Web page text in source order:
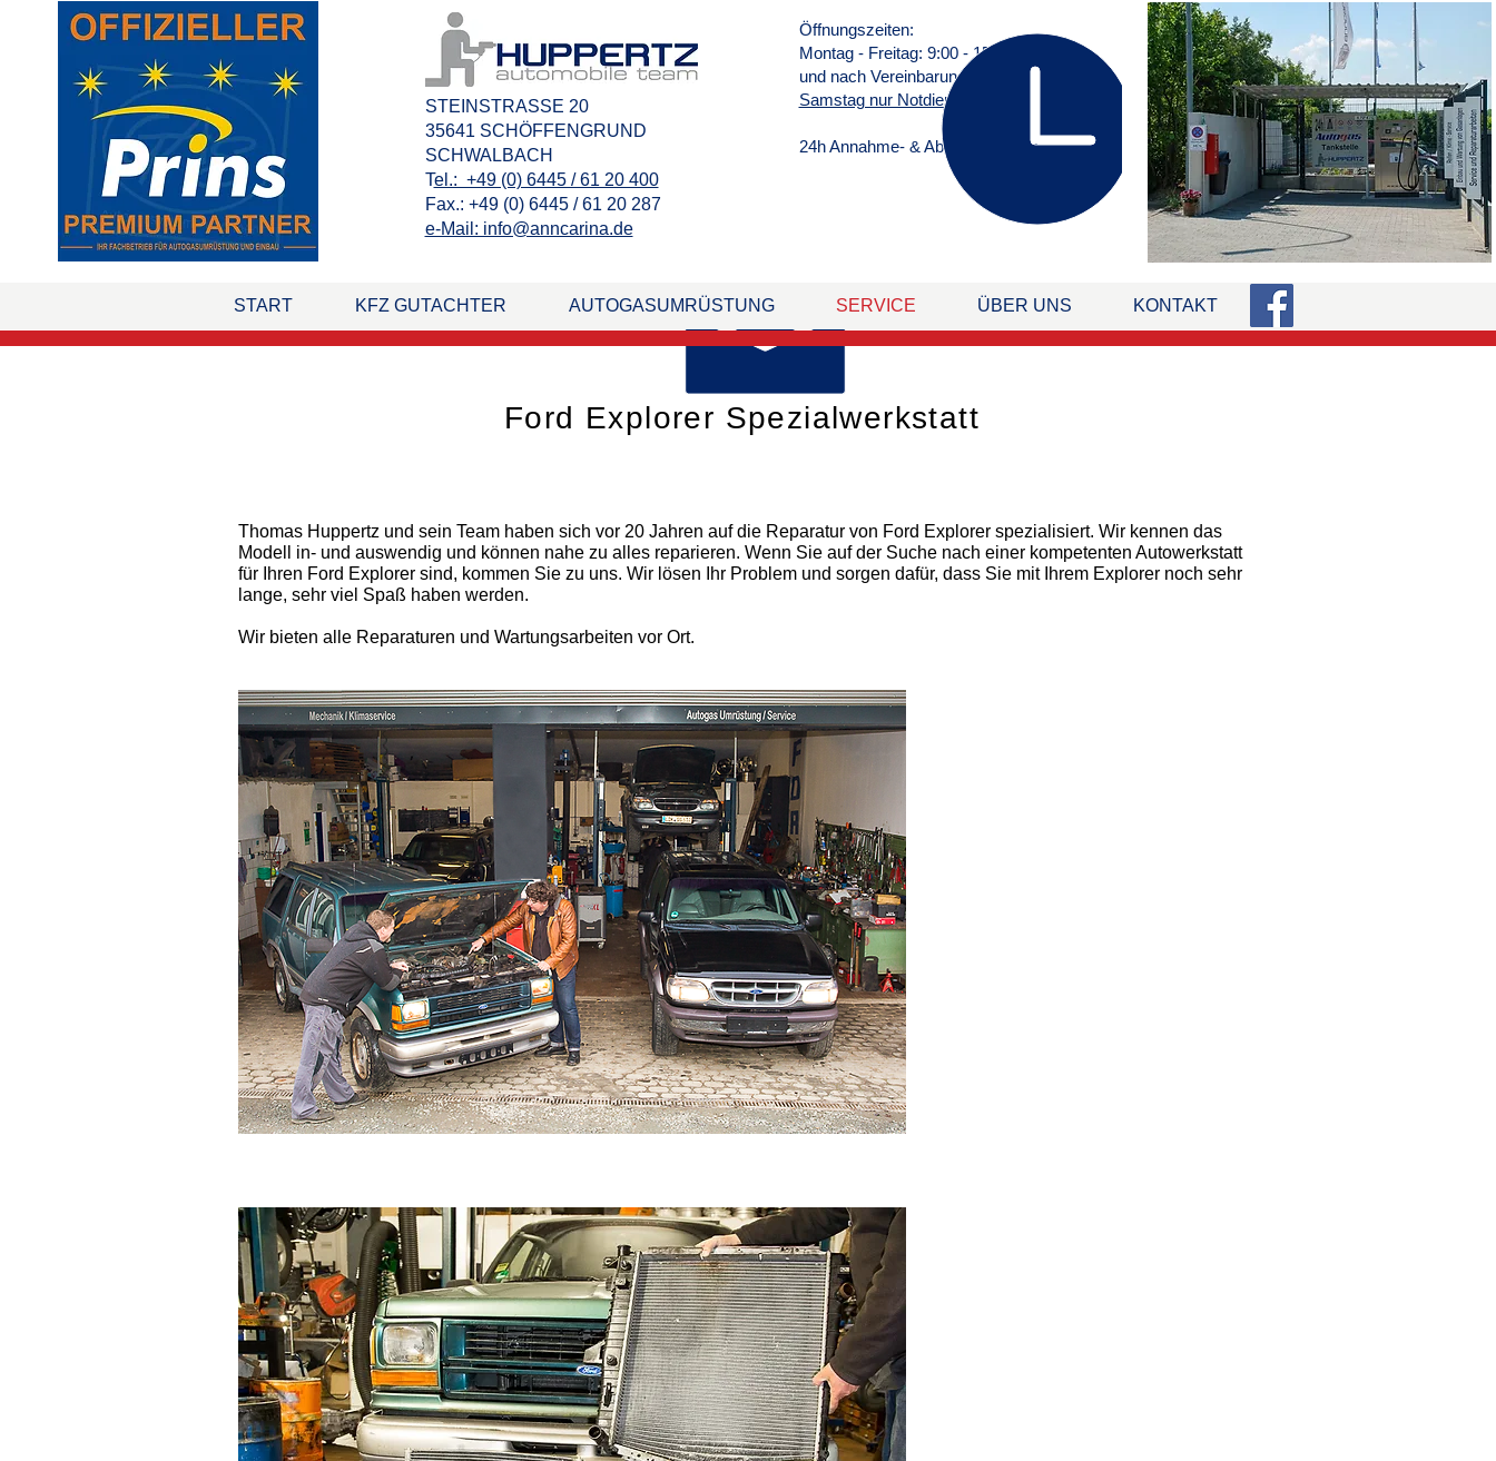
STEINSTRASSE 20
35641 SCHÖFFENGRUND
SCHWALBACH
Tel.: +49 (0) 6445 / 61 20 400
Fax.: +49 (0) 6445 / 61 20 287
e-Mail: info@anncarina.de
Öffnungszeiten:
Montag - Freitag: 9:00 - 15:00 Uhr
und nach Vereinbarung
Samstag nur Notdienst
24h Annahme- & Abgabeschalter
START KFZ GUTACHTER AUTOGASUMRÜSTUNG SERVICE ÜBER UNS KONTAKT
Ford Explorer Spezialwerkstatt
Thomas Huppertz und sein Team haben sich vor 20 Jahren auf die Reparatur von Ford Explorer spezialisiert. Wir kennen das
Modell in- und auswendig und können nahe zu alles reparieren. Wenn Sie auf der Suche nach einer kompetenten Autowerkstatt
für Ihren Ford Explorer sind, kommen Sie zu uns. Wir lösen Ihr Problem und sorgen dafür, dass Sie mit Ihrem Explorer noch sehr
lange, sehr viel Spaß haben werden.
Wir bieten alle Reparaturen und Wartungsarbeiten vor Ort.